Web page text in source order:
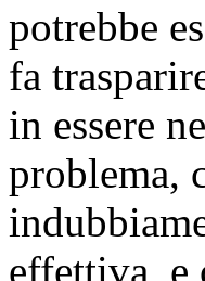
potrebbe
fa
in essere
problema,
effettiva, e